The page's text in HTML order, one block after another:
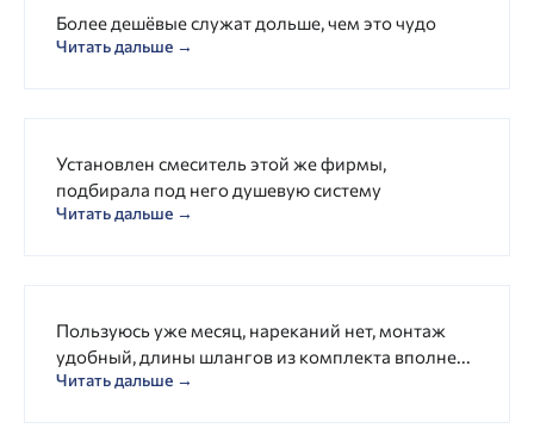
Более дешёвые служат дольше, чем это чудо
Читать дальше →
Установлен смеситель этой же фирмы,
подбирала под него душевую систему
Читать дальше →
Пользуюсь уже месяц, нареканий нет, монтаж
удобный, длины шлангов из комплекта вполне...
Читать дальше →